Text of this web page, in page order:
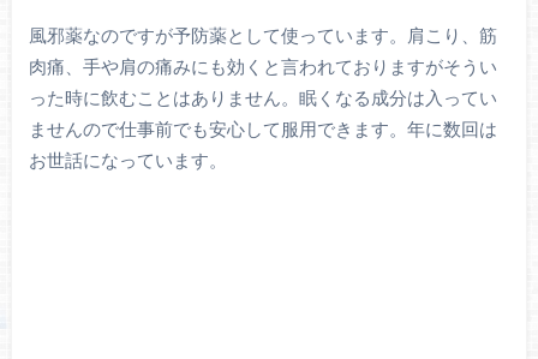
風邪薬なのですが予防薬として使っています。肩こり、筋
肉痛、手や肩の痛みにも効くと言われておりますがそうい
った時に飲むことはありません。眠くなる成分は入ってい
ませんので仕事前でも安心して服用できます。年に数回は
お世話になっています。